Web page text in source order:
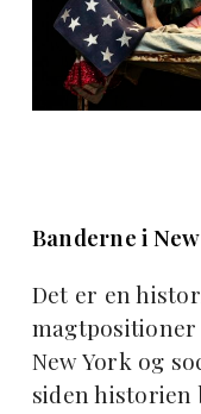
Banderne i
Det er en
New York og
siden historien